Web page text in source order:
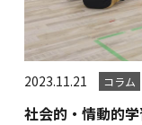
2023.11.21 コラム
社会的・情動的